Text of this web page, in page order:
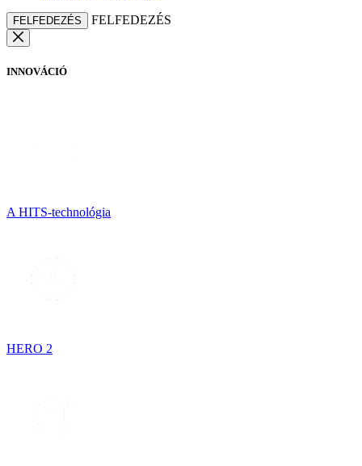
FELFEDEZÉS FELFEDEZÉS
INNOVÁCIÓ
A HITS-technológia
HERO 2